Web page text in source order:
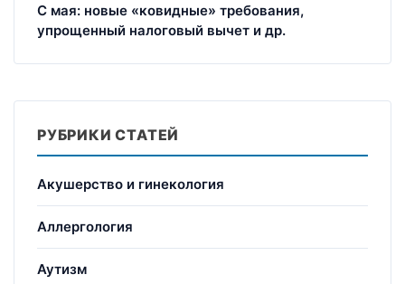
С мая: новые «ковидные» требования,
упрощенный налоговый вычет и др.
РУБРИКИ СТАТЕЙ
Акушерство и гинекология
Аллергология
Аутизм